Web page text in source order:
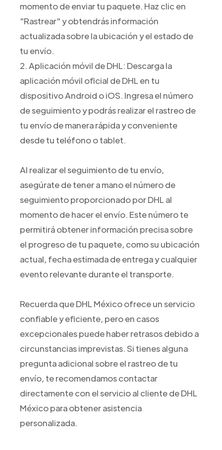
momento de enviar tu paquete. Haz clic en
"Rastrear" y obtendrás información
actualizada sobre la ubicación y el estado de
tu envío.
2. Aplicación móvil de DHL: Descarga la
aplicación móvil oficial de DHL en tu
dispositivo Android o iOS. Ingresa el número
de seguimiento y podrás realizar el rastreo de
tu envío de manera rápida y conveniente
desde tu teléfono o tablet.
Al realizar el seguimiento de tu envío,
asegúrate de tener a mano el número de
seguimiento proporcionado por DHL al
momento de hacer el envío. Este número te
permitirá obtener información precisa sobre
el progreso de tu paquete, como su ubicación
actual, fecha estimada de entrega y cualquier
evento relevante durante el transporte.
Recuerda que DHL México ofrece un servicio
confiable y eficiente, pero en casos
excepcionales puede haber retrasos debido a
circunstancias imprevistas. Si tienes alguna
pregunta adicional sobre el rastreo de tu
envío, te recomendamos contactar
directamente con el servicio al cliente de DHL
México para obtener asistencia
personalizada.